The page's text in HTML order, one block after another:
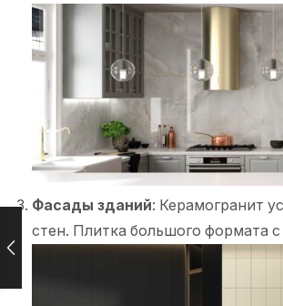
Фасады зданий: Керамогранит
стен. Плитка большого формата